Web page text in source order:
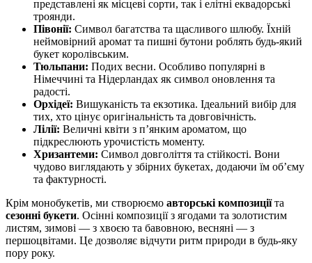
представлені як місцеві сорти, так і елітні еквадорські
троянди.
Півонії: Символ багатства та щасливого шлюбу. Їхній
неймовірний аромат та пишні бутони роблять будь-який
букет королівським.
Тюльпани: Подих весни. Особливо популярні в
Німеччині та Нідерландах як символ оновлення та
радості.
Орхідеї: Вишуканість та екзотика. Ідеальний вибір для
тих, хто цінує оригінальність та довговічність.
Лілії: Величні квіти з п’янким ароматом, що
підкреслюють урочистість моменту.
Хризантеми: Символ довголіття та стійкості. Вони
чудово виглядають у збірних букетах, додаючи їм об’єму
та фактурності.
Крім монобукетів, ми створюємо авторські композиціїта
сезонні букети. Осінні композиції з ягодами та золотистим
листям, зимові — з хвоєю та бавовною, весняні — з
першоцвітами. Це дозволяє відчути ритм природи в будь-яку
пору року.